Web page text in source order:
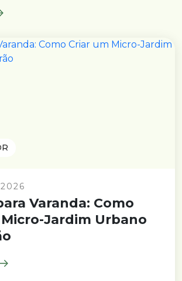
Varanda: Como
Jardim Urbano